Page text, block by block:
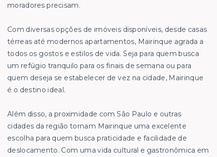
moradores precisam.
Com diversas opções de imóveis disponíveis, desde casas
térreas até modernos apartamentos, Mairinque agrada a
todos os gostos e estilos de vida. Seja para quem busca
um refúgio tranquilo para os finais de semana ou para
quem deseja se estabelecer de vez na cidade, Mairinque
é o destino ideal.
Além disso, a proximidade com São Paulo e outras
cidades da região tornam Mairinque uma excelente
escolha para quem busca praticidade e facilidade de
deslocamento. Com uma vida cultural e gastronômica em